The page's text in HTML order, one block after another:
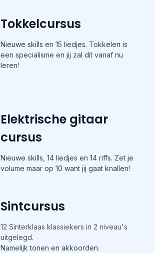
Tokkelcursus
Nieuwe skills en 15 liedjes. Tokkelen is
een specialisme en jij zal dit vanaf nu
leren!
Elektrische gitaar
cursus
Nieuwe skills, 14 liedjes en 14 riffs. Zet je
volume maar op 10 want jij gaat knallen!
Sintcursus
12 Sinterklaas klassiekers in 2 niveau's
uitgelegd.
Namelijk tonen en akkoorden.